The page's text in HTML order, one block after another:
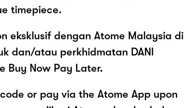
timepiece.
eksklusif dengan Atome Malaysia di
dan/atau perkhidmatan DANI
Buy Now Pay Later.
or pay via the Atome App upon